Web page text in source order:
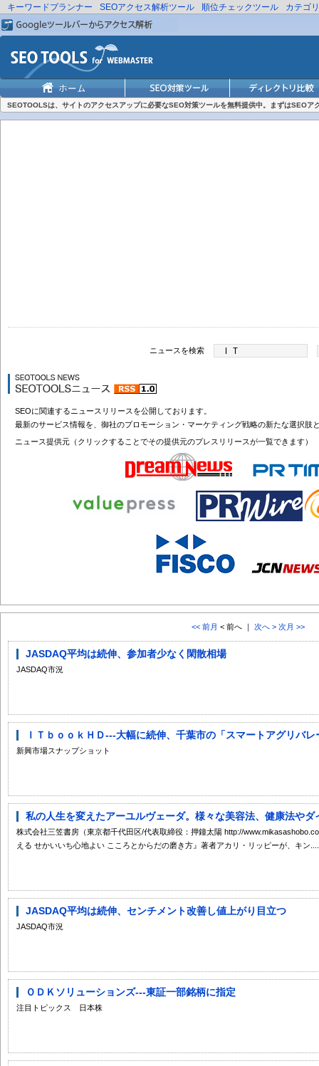
キーワードプランナー SEOアクセス解析ツール 順位チェックツール カテゴ
SEOTOOLSは、サイトのアクセスアップに必要なSEO対策ツールを無料提供中。まずはSEOア
ニュースを検索
SEOに関連するニュースリリースを公開しております。
最新のサービス情報を、御社のプロモーション・マーケティング戦略の新たな選択肢
ニュース提供元（クリックすることでその提供元のプレスリリースが一覧できます）
<< 前月 < 前へ ｜ 次へ > 次月 >>
JASDAQ平均は続伸、参加者少なく閑散相場
JASDAQ市況
ＩＴｂｏｏｋＨＤ---大幅に続伸、千葉市の「スマートアグリバ
新興市場スナップショット
私の人生を変えたアーユルヴェーダ。様々な美容法、健康法やダ
株式会社三笠書房（東京都千代田区/代表取締役：押鐘太陽 http://
える せかいいち心地よい こころとからだの磨き方』著者アカリ・リッピーが、キン....
JASDAQ平均は続伸、センチメント改善し値上がり目立つ
JASDAQ市況
ＯＤＫソリューションズ---東証一部銘柄に指定
注目トピックス 日本株